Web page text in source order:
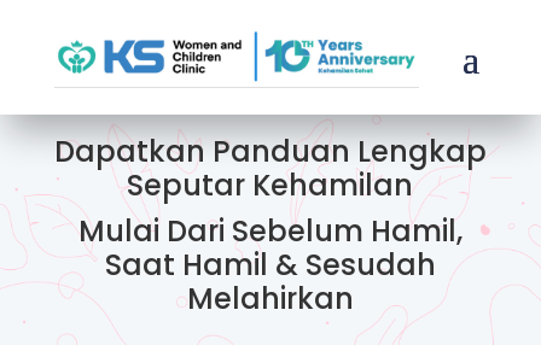
Dapatkan Panduan Lengkap
Seputar Kehamilan
Mulai Dari Sebelum Hamil,
Saat Hamil & Sesudah
Melahirkan